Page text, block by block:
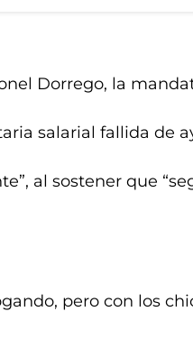
Dorrego, la
salarial fallida de
al sostener que
pero con los